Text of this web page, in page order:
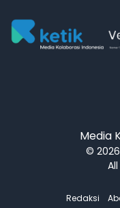
Media
©
Redaksi